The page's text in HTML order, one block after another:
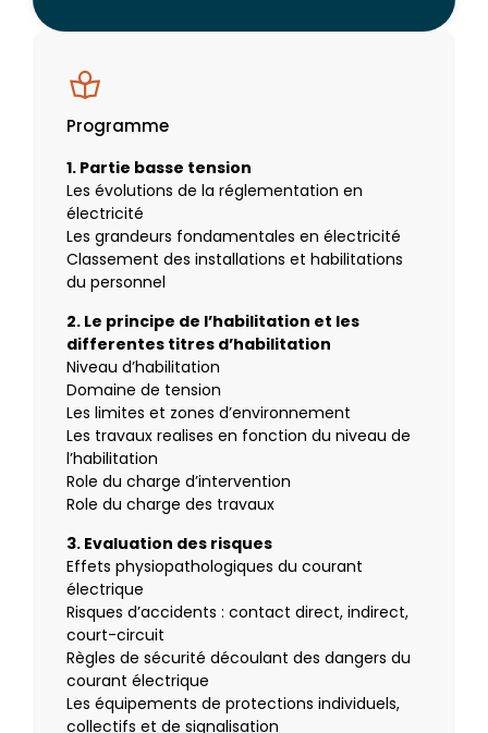
Programme
1. Partie basse tension
Les évolutions de la réglementation en
électricité
Les grandeurs fondamentales en électricité
Classement des installations et habilitations
du personnel
2. Le principe de l’habilitation et les
differentes titres d’habilitation
Niveau d’habilitation
Domaine de tension
Les limites et zones d’environnement
Les travaux realises en fonction du niveau de
l’habilitation
Role du charge d’intervention
Role du charge des travaux
3. Evaluation des risques
Effets physiopathologiques du courant
électrique
Risques d’accidents : contact direct, indirect,
court-circuit
Règles de sécurité découlant des dangers du
courant électrique
Les équipements de protections individuels,
collectifs et de signalisation